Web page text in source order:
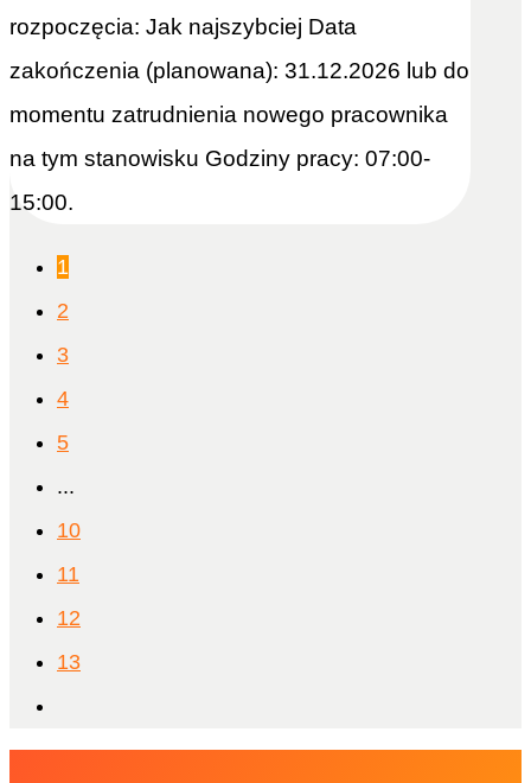
rozpoczęcia: Jak najszybciej Data
zakończenia (planowana): 31.12.2026 lub do
momentu zatrudnienia nowego pracownika
na tym stanowisku Godziny pracy: 07:00-
15:00.
1
2
3
4
5
...
10
11
12
13